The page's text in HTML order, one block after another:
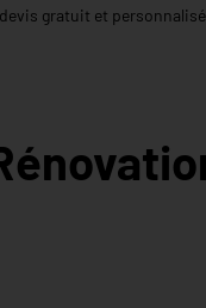
gratuit et